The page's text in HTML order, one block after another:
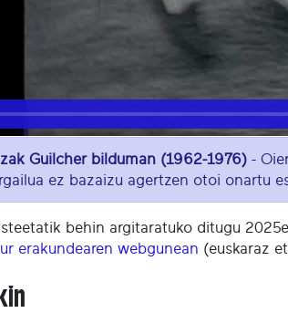
Guilcher bilduman (1962-1976) -
ez bazaizu agertzen otoi onartu
behin argitaratuko ditugu
erakundearen webgunean (euskaraz